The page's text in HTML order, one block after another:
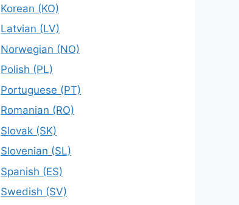
Korean (KO)
Latvian (LV)
Norwegian (NO)
Polish (PL)
Portuguese (PT)
Romanian (RO)
Slovak (SK)
Slovenian (SL)
Spanish (ES)
Swedish (SV)